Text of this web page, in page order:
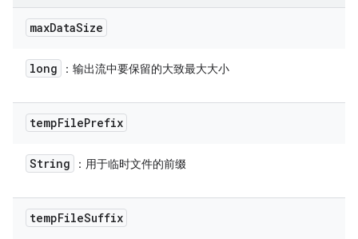
maxDataSize
long ：输出流中要保留的大致最大大小
tempFilePrefix
String ：用于临时文件的前缀
tempFileSuffix